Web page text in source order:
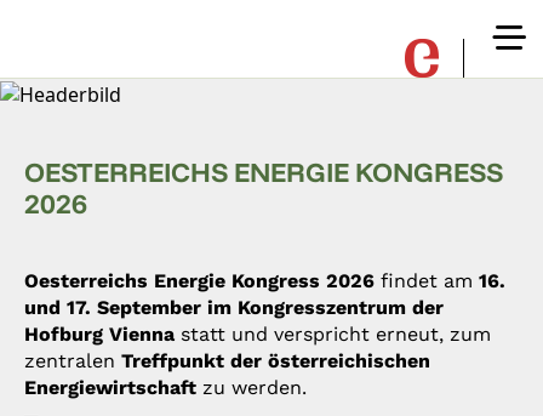
OESTERREICHS ENERGIE KONGRESS
2026
Oesterreichs Energie Kongress 2026 findet am 16.
und 17. September im Kongresszentrum der
Hofburg Vienna statt und verspricht erneut, zum
zentralen Treffpunkt der österreichischen
Energiewirtschaft zu werden.